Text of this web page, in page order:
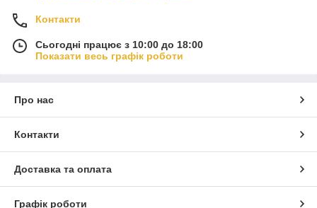
Контакти
Сьогодні працює з 10:00 до 18:00
Показати весь графік роботи
Про нас
Контакти
Доставка та оплата
Графік роботи